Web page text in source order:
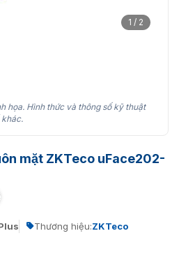
1 / 2
họa. Hình thức và thông số kỹ thuật
khác.
mặt ZKTeco uFace202-
Thương hiệu:ZKTeco